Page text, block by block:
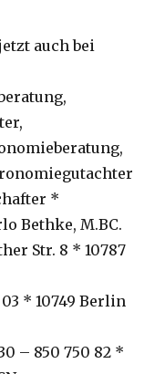
auch bei
*
Bethke, M.BC.
Str. 8 * 10787
* 10749 Berlin
– 850 750 82 *